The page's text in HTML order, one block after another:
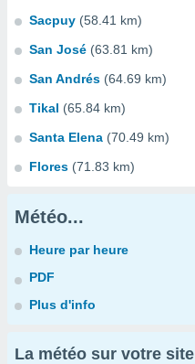
Sacpuy (58.41 km)
San José (63.81 km)
San Andrés (64.69 km)
Tikal (65.84 km)
Santa Elena (70.49 km)
Flores (71.83 km)
Météo...
Heure par heure
PDF
Plus d'info
La météo sur votre site